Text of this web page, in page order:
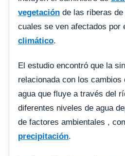
vegetación de las riberas
cuales se ven afectados por
climático.
El estudio encontró que la
relacionada con los cambios
agua que fluye a través del
diferentes niveles de agua
de factores ambientales ,
precipitación.